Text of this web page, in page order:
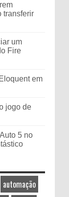
transferir
um
Fire
em
jogo de
5 no
automação